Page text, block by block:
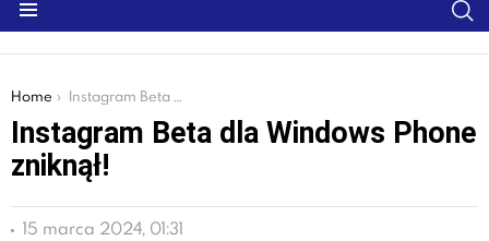
You are here:
Home Instagram Beta dla Windows Phone zniknął!
Instagram Beta dla Windows Phone
zniknął!
15 marca 2024, 01:31